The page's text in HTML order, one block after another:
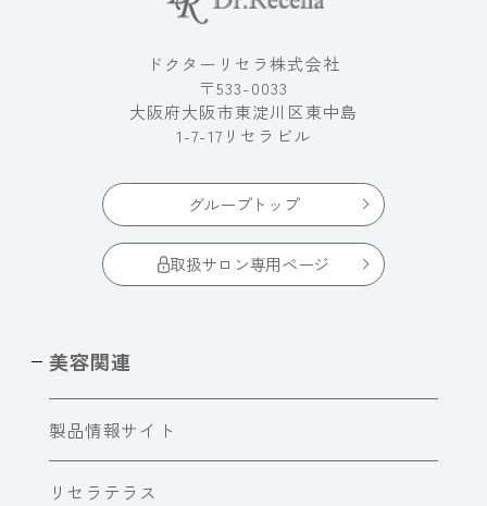
ドクターリセラ株式会社
〒533-0033
大阪府大阪市東淀川区東中島
1-7-17リセラビル
グループトップ
取扱サロン専用ページ
美容関連
製品情報サイト
リセラテラス